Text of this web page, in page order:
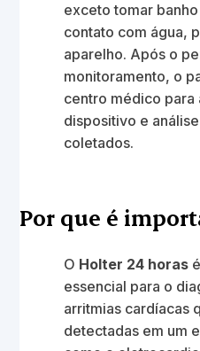
exceto tomar
contato com água,
aparelho. Após o
monitoramento, o
centro médico para
dispositivo e
coletados.
Por que é
O Holter 24 horas
essencial para o
arritmias cardíacas
detectadas em um